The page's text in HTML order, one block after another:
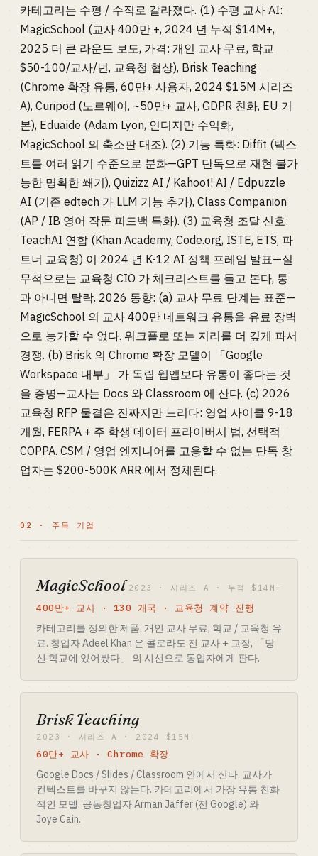
카테고리는 수평 / 수직로 갈라졌다. (1) 수평 교사 AI:
MagicSchool (교사 400만 +, 2024 년 누적 $14M+,
2025 더 큰 라운드 보도, 가격: 개인 교사 무료, 학교
$50-100/교사/년, 교육청 협상), Brisk Teaching
(Chrome 확장 유통, 60만+ 사용자, 2024 $15M 시리즈
A), Curipod (노르웨이, ~50만+ 교사, GDPR 친화, EU 기
본), Eduaide (Adam Lyon, 인디지만 수익화,
MagicSchool 의 축소판 대조). (2) 기능 특화: Diffit (텍스
트를 여러 읽기 수준으로 분화—GPT 단독으로 재현 불가
능한 명확한 쐐기), Quizizz AI / Kahoot! AI / Edpuzzle
AI (기존 edtech 가 LLM 기능 추가), Class Companion
(AP / IB 영어 작문 피드백 특화). (3) 교육청 조달 신호:
TeachAI 연합 (Khan Academy, Code.org, ISTE, ETS, 파
트너 교육청) 이 2024 년 K-12 AI 정책 프레임 발표—실
무적으로는 교육청 CIO 가 체크리스트를 들고 본다, 통
과 아니면 탈락. 2026 동향: (a) 교사 무료 단계는 표준—
MagicSchool 의 교사 400만 네트워크 유통을 유료 장벽
으로 능가할 수 없다. 워크플로 또는 지리를 더 깊게 파서
경쟁. (b) Brisk 의 Chrome 확장 모델이 「Google
Workspace 내부」 가 독립 웹앱보다 유통이 좋다는 것
을 증명—교사는 Docs 와 Classroom 에 산다. (c) 2026
교육청 RFP 물결은 진짜지만 느리다: 영업 사이클 9-18
개월, FERPA + 주 학생 데이터 프라이버시 법, 선택적
COPPA. CSM / 영업 엔지니어를 고용할 수 없는 단독 창
업자는 $200-500K ARR 에서 정체된다.
02 · 주목 기업
MagicSchool 2023 · 시리즈 A · 누적 $14M+
400만+ 교사 · 130 개국 · 교육청 계약 진행
카테고리를 정의한 제품. 개인 교사 무료, 학교 / 교육청 유
료. 창업자 Adeel Khan 은 콜로라도 전 교사 + 교장, 「당
신 학교에 있어봤다」 의 시선으로 동업자에게 판다.
Brisk Teaching
2023 · 시리즈 A · 2024 $15M
60만+ 교사 · Chrome 확장
Google Docs / Slides / Classroom 안에서 산다. 교사가
컨텍스트를 바꾸지 않는다. 카테고리에서 가장 유통 친화
적인 모델. 공동창업자 Arman Jaffer (전 Google) 와
Joye Cain.